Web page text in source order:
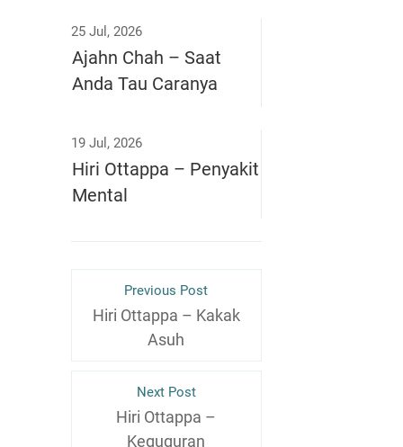
25 Jul, 2026
Ajahn Chah – Saat
Anda Tau Caranya
19 Jul, 2026
Hiri Ottappa – Penyakit
Mental
Previous Post
Hiri Ottappa – Kakak
Asuh
Next Post
Hiri Ottappa –
Keguguran